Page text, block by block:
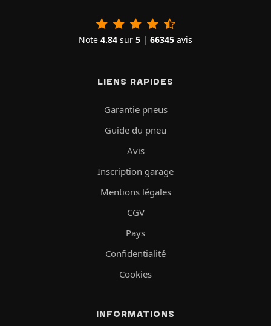
Note 4.84 sur 5 | 66345 avis
LIENS RAPIDES
Garantie pneus
Guide du pneu
Avis
Inscription garage
Mentions légales
CGV
Pays
Confidentialité
Cookies
INFORMATIONS